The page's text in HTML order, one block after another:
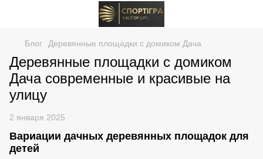
Блог Деревянные площадки с домиком Дача
Деревянные площадки с домиком
Дача современные и красивые на
улицу
2 января 2025
Вариации дачных деревянных площадок для
детей